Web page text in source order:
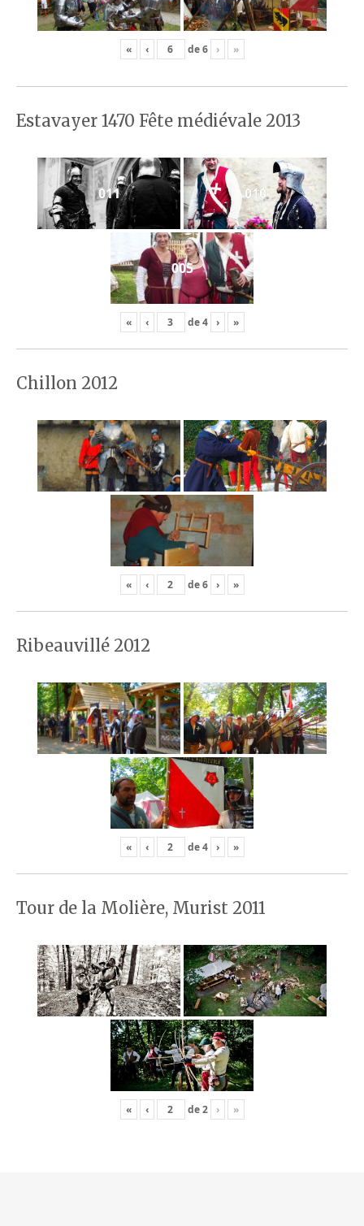
« ‹ de6 › »
Estavayer 1470 Fête médiévale 2013
011 010
005
« ‹ de4 › »
Chillon 2012
« ‹ de6 › »
Ribeauvillé 2012
« ‹ de4 › »
Tour de la Molière, Murist 2011
« ‹ de2 › »